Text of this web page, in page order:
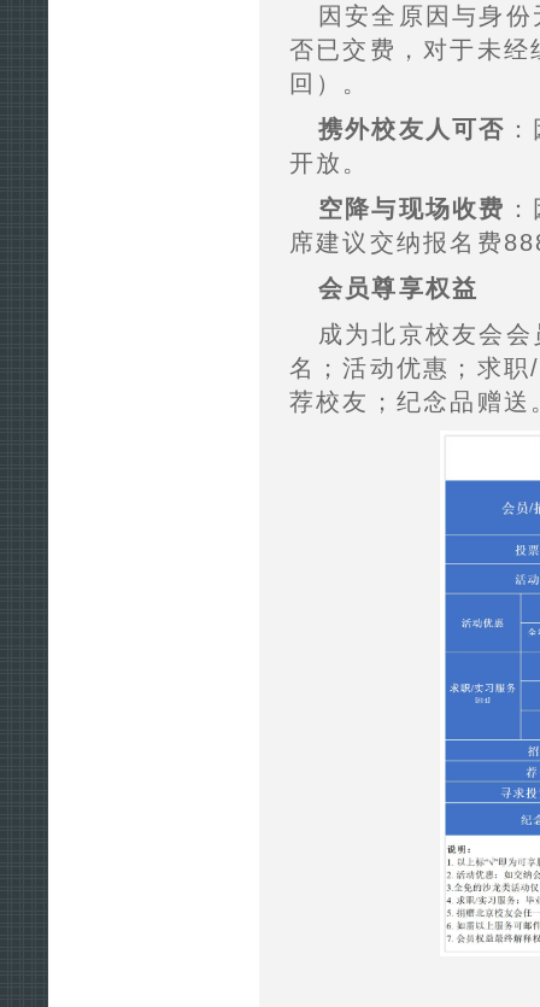
因安全原因与身
否已交费，对于未
回）。
携外校友人可否
开放。
空降与现场收费
席建议交纳报名费
会员尊享权益
成为北京校友会
名；活动优惠；求
荐校友；纪念品赠